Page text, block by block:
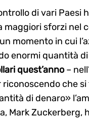
di vari Paesi
maggiori sforzi nel
momento in cui
enormi quantità
quest’anno–
riconoscendo che
di denaro»
Mark Zuckerberg,